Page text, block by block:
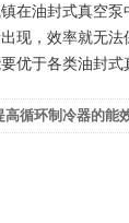
油封式真空泵
现，效率就无
优于各类油封式
高循环制冷器的能